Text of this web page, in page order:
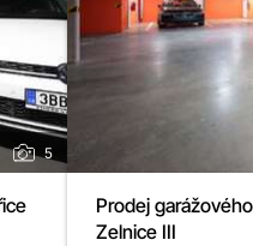
5
Prodej
Zelnice III